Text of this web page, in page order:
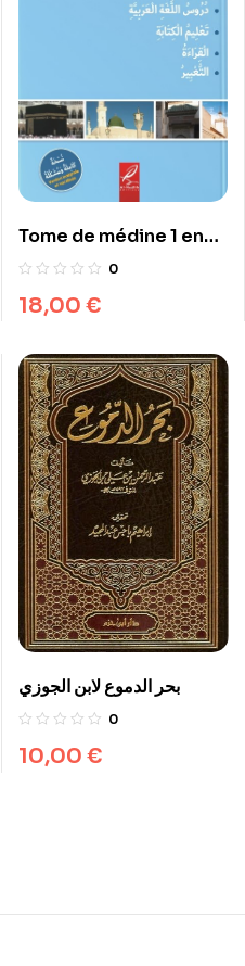
Tome de médine 1 en
Arabe مناهج اللغة العربية
0
18,00 €
بحر الدموع لابن الجوزي
0
10,00 €